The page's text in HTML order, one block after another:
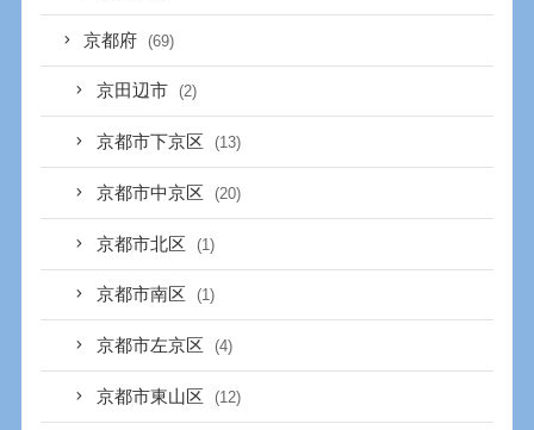
京都府 (69)
京田辺市 (2)
京都市下京区 (13)
京都市中京区 (20)
京都市北区 (1)
京都市南区 (1)
京都市左京区 (4)
京都市東山区 (12)